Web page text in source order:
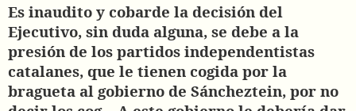
Es inaudito y cobarde la decisión del
Ejecutivo, sin duda alguna, se debe a la
presión de los partidos independentistas
catalanes, que le tienen cogida por la
bragueta al gobierno de Sáncheztein, por no